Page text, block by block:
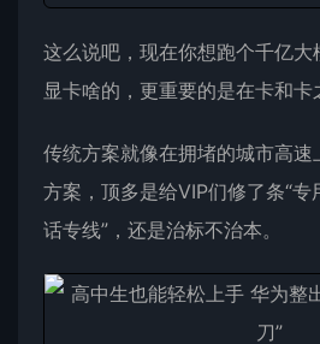
这么说吧，现在你想跑个千亿大
显卡啥的，更重要的是在卡和卡
传统方案就像在拥堵的城市高速
方案，顶多是给VIP们修了条“专
话专线”，还是治标不治本。